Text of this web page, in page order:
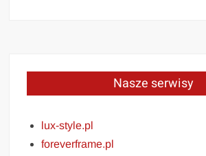
Nasze serwisy
lux-style.pl
foreverframe.pl